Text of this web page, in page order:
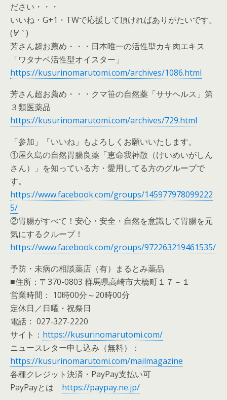
ださい・・・
いいね・G+1・TWで応援して頂ければありがたいです。
(´∀｀)
芳さん超お薦め・・・日本唯一の活性型カキ肉エキス
「ワタナベ活性型オイスター」
https://kusurinomarutomi.com/archives/1086.html
芳さん超お薦め・・・クマ笹の自然薬「ササヘルス」第
３類医薬品
https://kusurinomarutomi.com/archives/729.html
「参加」「いいね」もよろしくお願いいたします。
①屋久島の自然胃腸良薬「恵命我神散（けいめいがしん
さん）」を知っている方・愛用してる方のグループで
す。
https://www.facebook.com/groups/145977978099222
5/
②胃腸がすべて！安心・安全・自然を意識して胃腸を元
気にするクループ！
https://www.facebook.com/groups/972263219461535/
予防・未病の相談薬店（有）まるとみ薬品
■住所：〒370-0803 群馬県高崎市大橋町１７－１
営業時間： 10時00分～20時00分
定休日／日曜・祝祭日
電話： 027-327-2220
サイト： https://kusurinomarutomi.com/
ニュースレター申し込み（無料）：
https://kusurinomarutomi.com/mailmagazine
各種クレジット決済・PayPay支払い可
PayPayとは https://paypay.ne.jp/